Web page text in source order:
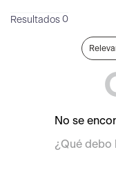
0
No se
¿Qué debo